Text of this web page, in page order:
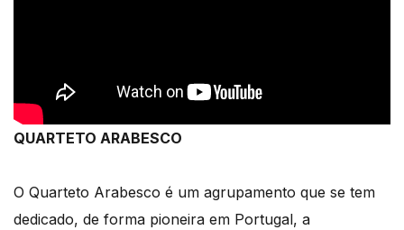
QUARTETO ARABESCO
O Quarteto Arabesco é um agrupamento que se tem
dedicado, de forma pioneira em Portugal, a